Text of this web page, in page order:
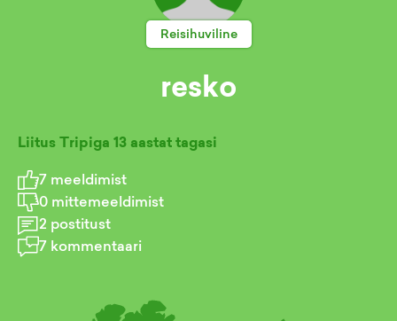
Reisihuviline
resko
Liitus Tripiga 13 aastat tagasi
7 meeldimist
0 mittemeeldimist
2 postitust
7 kommentaari